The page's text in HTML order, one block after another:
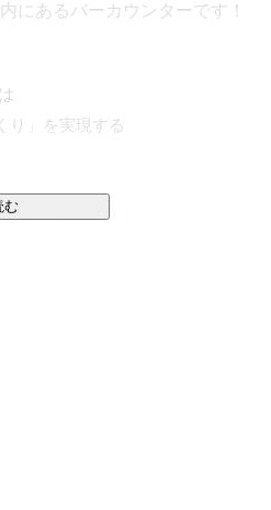
にあるバーカウンターです！
り」を実現する
を募集中です！
む